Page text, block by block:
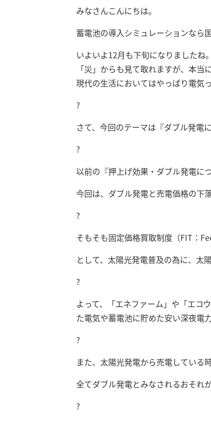
みなさんこんにちは。
蓄電池の導入シミュレーションなら
いよいよ12月も下旬になりましたね
「災」からも見て取れますが、本
現代の生活においてはやっぱり電気
?
さて、今回のテーマは『ダブル発電
?
以前の『押上げ効果・ダブル発電に
今回は、ダブル発電と売電価格の下
?
そもそも固定価格買取制度（FIT：
として、太陽光発電普及の為に、太
?
よって、「エネファーム」や「エコ
た電気や蓄電池に貯めた安い深夜電
?
また、太陽光発電から売電している
全てダブル発電とみなされるおそれが
?